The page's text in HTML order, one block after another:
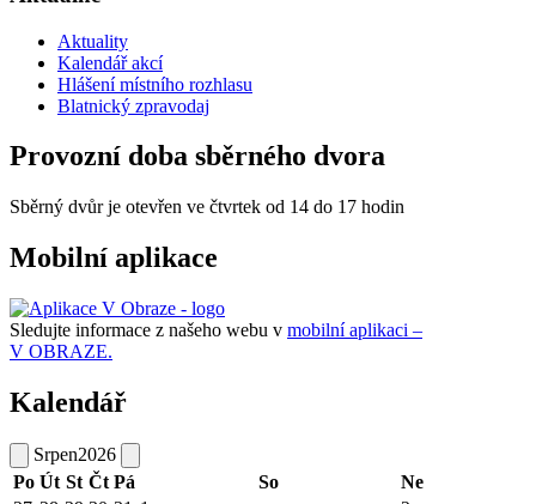
Aktuality
Kalendář akcí
Hlášení místního rozhlasu
Blatnický zpravodaj
Provozní doba sběrného dvora
Sběrný dvůr je otevřen ve čtvrtek od 14 do 17 hodin
Mobilní aplikace
Sledujte informace z našeho webu v mobilní aplikaci –
V OBRAZE.
Kalendář
Srpen2026
Po Út St Čt Pá So
Ne